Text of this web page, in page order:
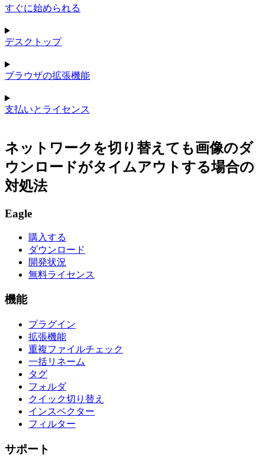
すぐに始められる
デスクトップ
ブラウザの拡張機能
支払いとライセンス
ネットワークを切り替えても画像のダ
ウンロードがタイムアウトする場合の
対処法
Eagle
購入する
ダウンロード
開発状況
無料ライセンス
機能
プラグイン
拡張機能
重複ファイルチェック
一括リネーム
タグ
フォルダ
クイック切り替え
インスペクター
フィルター
サポート